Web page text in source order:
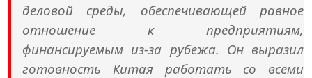
деловой среды, обеспечивающей равное
отношение к предприятиям,
финансируемым из-за рубежа. Он выразил
готовность Китая работать со всеми